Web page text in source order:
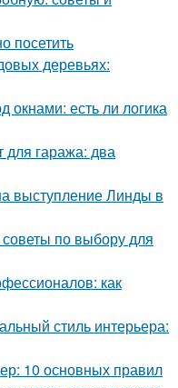
посетить
деревьях:
окнами: есть ли логика
для гаража: два
выступление Линды в
по выбору для
как
стиль интерьера:
10 основных правил